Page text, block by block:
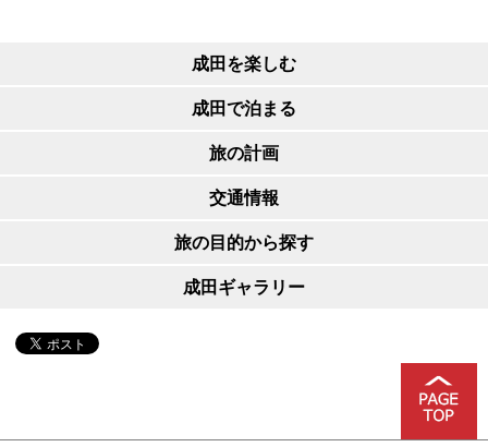
成田を楽しむ
成田で泊まる
旅の計画
交通情報
旅の目的から探す
成田ギャラリー